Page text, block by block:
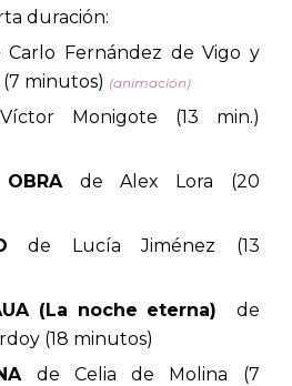
duración:
Carlo Fernández de Vigo y
minutos) (animación)
Monigote (13 min.)
de Alex Lora (20
de Lucía Jiménez (13
(La noche eterna) de
(18 minutos)
de Celia de Molina (7